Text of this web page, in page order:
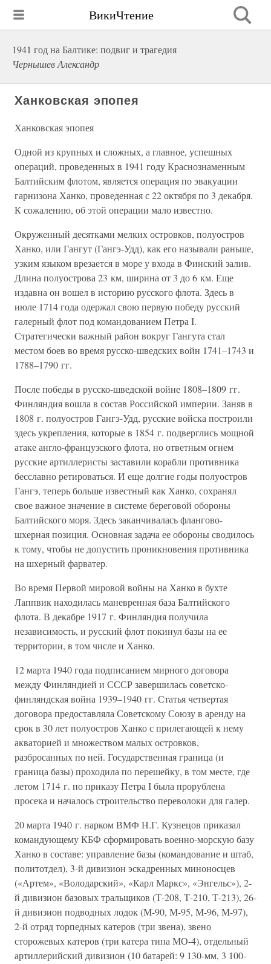
ВикиЧтение
1941 год на Балтике: подвиг и трагедия
Чернышев Александр
Ханковская эпопея
Ханковская эпопея
Одной из крупных и сложных, а главное, успешных
операций, проведенных в 1941 году Краснознаменным
Балтийским флотом, является операция по эвакуации
гарнизона Ханко, проведенная с 22 октября по 3 декабря.
К сожалению, об этой операции мало известно.
Окруженный десятками мелких островков, полуостров
Ханко, или Гангут (Гангэ-Удд), как его называли раньше,
узким языком врезается в море у входа в Финский залив.
Длина полуострова 23 км, ширина от 3 до 6 км. Еще
издавна он вошел в историю русского флота. Здесь в
июле 1714 года одержал свою первую победу русский
галерный флот под командованием Петра I.
Стратегически важный район вокруг Гангута стал
местом боев во время русско-шведских войн 1741–1743 и
1788–1790 гг.
После победы в русско-шведской войне 1808–1809 гг.
Финляндия вошла в состав Российской империи. Заняв в
1808 г. полуостров Гангэ-Удд, русские войска построили
здесь укрепления, которые в 1854 г. подверглись мощной
атаке англо-французского флота, но ответным огнем
русские артиллеристы заставили корабли противника
бесславно ретироваться. И еще долгие годы полуостров
Гангэ, теперь больше известный как Ханко, сохранял
свое важное значение в системе береговой обороны
Балтийского моря. Здесь заканчивалась флангово-
шхерная позиция. Основная задача ее обороны сводилось
к тому, чтобы не допустить проникновения противника
на шхерный фарватер.
Во время Первой мировой войны на Ханко в бухте
Лaппвик находилась маневренная база Балтийского
флота. В декабре 1917 г. Финляндия получила
независимость, и русский флот покинул базы на ее
территории, в том числе и Ханко.
12 марта 1940 года подписанием мирного договора
между Финляндией и СССР завершилась советско-
финляндская война 1939–1940 гг. Статья четвертая
договора предоставляла Советскому Союзу в аренду на
срок в 30 лет полуостров Ханко с прилегающей к нему
акваторией и множеством малых островков,
разбросанных по ней. Государственная граница (и
граница базы) проходила по перешейку, в том месте, где
летом 1714 г. по приказу Петра I была прорублена
просека и началось строительство переволоки для галер.
20 марта 1940 г. нарком ВМФ Н.Г. Кузнецов приказал
командующему КБФ сформировать военно-морскую базу
Ханко в составе: управление базы (командование и штаб,
политотдел), 3-й дивизион эскадренных миноносцев
(«Артем», «Володарский», «Карл Маркс», «Энгельс»), 2-
й дивизион базовых тральщиков (Т-208, Т-210, Т-213), 26-
й дивизион подводных лодок (М-90, М-95, М-96, М-97),
2-й отряд торпедных катеров (три звена), звено
сторожевых катеров (три катера типа МО-4), отдельный
артиллерийский дивизион (10 батарей: 9 130-мм, 3 100-